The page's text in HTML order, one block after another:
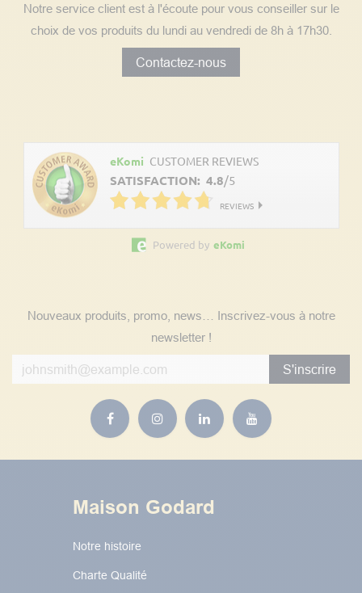
Notre service client est à l'écoute pour vous conseiller sur le
choix de vos produits du lundi au vendredi de 8h à 17h30.
Contactez-nous
eKomi CUSTOMER REVIEWS
SATISFACTION: 4.8/5
REVIEWS
Powered by eKomi
Nouveaux produits, promo, news… Inscrivez-vous à notre
newsletter !
S'inscrire
Maison Godard
Notre histoire
Charte Qualité